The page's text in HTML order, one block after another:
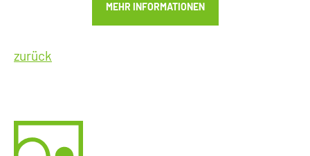
MEHR INFORMATIONEN
zurück